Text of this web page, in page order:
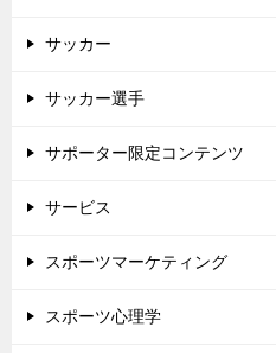
サッカー
サッカー選手
サポーター限定コンテンツ
サービス
スポーツマーケティング
スポーツ心理学